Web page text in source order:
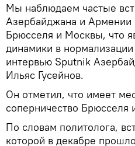
Мы наблюдаем частые
Азербайджана и Армении
Брюсселя и Москвы, что
динамики в
интервью Sputnik
Ильяс Гусейнов.
Он отметил, что имеет
соперничество Брюсселя
По словам политолога,
которой в декабре